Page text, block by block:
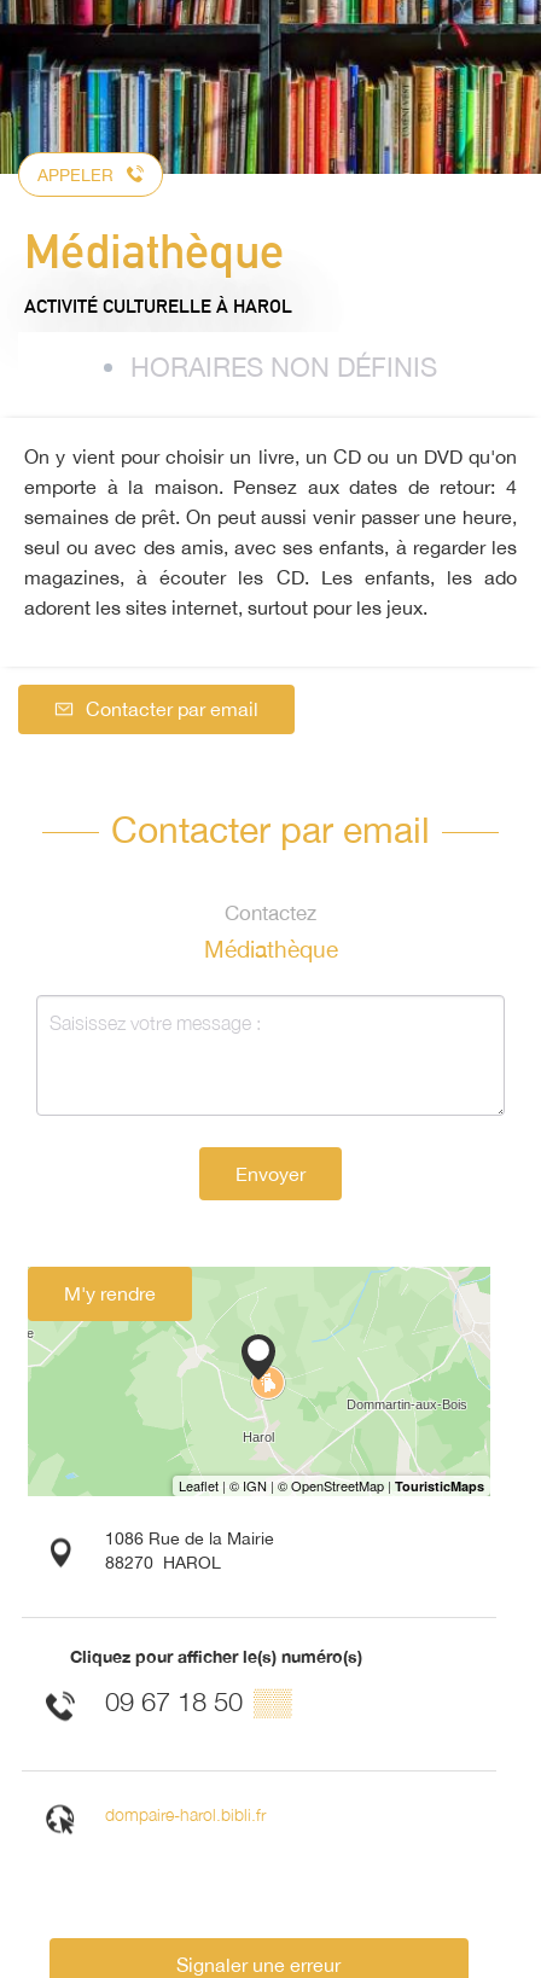
APPELER
Médiathèque
ACTIVITÉ CULTURELLE À HAROL
HORAIRES NON DÉFINIS
On y vient pour choisir un livre, un CD ou un DVD qu'on
emporte à la maison. Pensez aux dates de retour: 4
semaines de prêt. On peut aussi venir passer une heure,
seul ou avec des amis, avec ses enfants, à regarder les
magazines, à écouter les CD. Les enfants, les ado
adorent les sites internet, surtout pour les jeux.
Contacter par email
Contacter par email
Contactez
Médiathèque
Envoyer
M'y rendre
1086 Rue de la Mairie
88270 HAROL
Cliquez pour afficher le(s) numéro(s)
09 67 18 50 ▒▒
dompaire-harol.bibli.fr
Signaler une erreur